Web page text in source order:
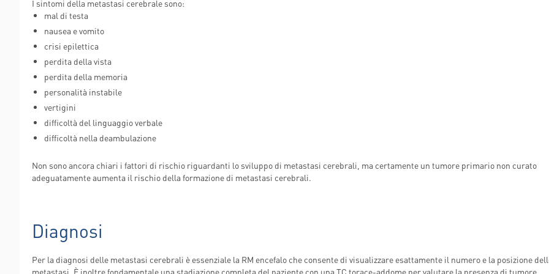
I sintomi della metastasi cerebrale sono:
mal di testa
nausea e vomito
crisi epilettica
perdita della vista
perdita della memoria
personalità instabile
vertigini
difficoltà del linguaggio verbale
difficoltà nella deambulazione
Non sono ancora chiari i fattori di rischio riguardanti lo sviluppo di metastasi cerebrali, ma certamente un tumore primario non curato
adeguatamente aumenta il rischio della formazione di metastasi cerebrali.
Diagnosi
Per la diagnosi delle metastasi cerebrali è essenziale la RM encefalo che consente di visualizzare esattamente il numero e la posizione
metastasi. È inoltre fondamentale una stadiazione completa del paziente con una TC torace-addome per valutare la presenza di tumore